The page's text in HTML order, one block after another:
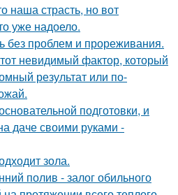
наша страсть, но вот
уже надоело.
без проблем и прореживания.
невидимый фактор, который
результат или по-
подготовки, и
даче своими руками -
зола.
полив - залог обильного